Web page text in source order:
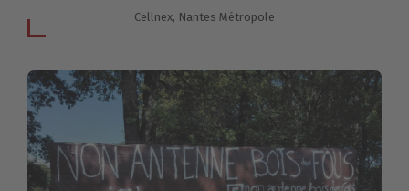
Cellnex, Nantes Métropole